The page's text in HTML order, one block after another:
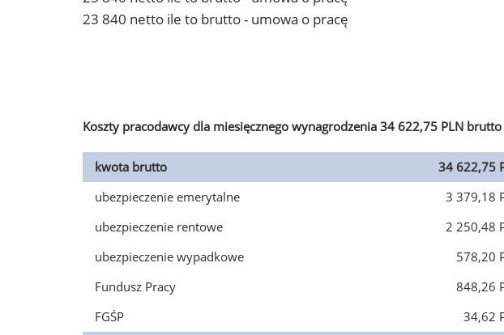
23 840 netto ile to brutto - umowa o pracę
Koszty pracodawcy dla miesięcznego wynagrodzenia 34 622,75 PLN brutto
kwota brutto
34 622,75
ubezpieczenie emerytalne
3 379,18
ubezpieczenie rentowe
2 250,48
ubezpieczenie wypadkowe
578,20
Fundusz Pracy
848,26
FGŚP
34,62